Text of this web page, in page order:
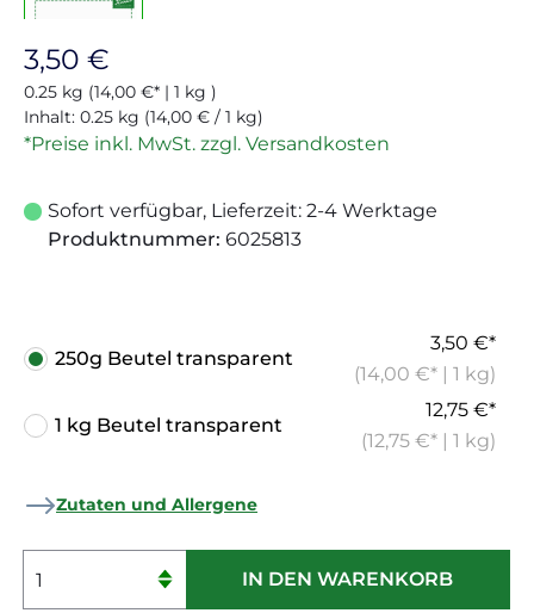
Regulärer Preis:
3,50 €
0.25 kg (14,00 €* | 1 kg )
Inhalt: 0.25 kg (14,00 € / 1 kg)
*Preise inkl. MwSt. zzgl. Versandkosten
Sofort verfügbar, Lieferzeit: 2-4 Werktage
Produktnummer: 6025813
250g Beutel transparent
3,50 €*
(14,00 €* | 1 kg)
1 kg Beutel transparent
12,75 €*
(12,75 €* | 1 kg)
Zutaten und Allergene
Produkt Anzahl: Gib den
IN DEN WARENKORB